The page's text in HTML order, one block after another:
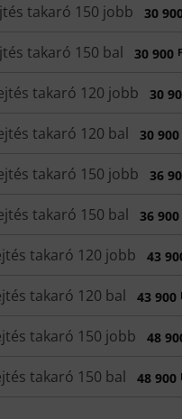
takaró 150 jobb 30
takaró 150 bal 30 900
takaró 120 jobb 30
takaró 120 bal 30 900
takaró 150 jobb 36
takaró 150 bal 36 900
takaró 120 jobb 43
takaró 120 bal 43 900
takaró 150 jobb 48
takaró 150 bal 48 900